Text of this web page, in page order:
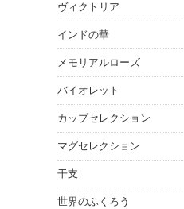
ヴィクトリア
インドの華
メモリアルローズ
バイオレット
カップセレクション
マグセレクション
干支
世界のふくろう